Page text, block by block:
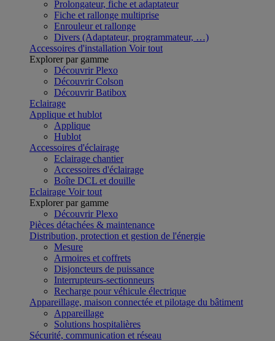
Prolongateur, fiche et adaptateur
Fiche et rallonge multiprise
Enrouleur et rallonge
Divers (Adaptateur, programmateur, …)
Accessoires d'installation Voir tout
Explorer par gamme
Découvrir Plexo
Découvrir Colson
Découvrir Batibox
Eclairage
Applique et hublot
Applique
Hublot
Accessoires d'éclairage
Eclairage chantier
Accessoires d'éclairage
Boîte DCL et douille
Eclairage Voir tout
Explorer par gamme
Découvrir Plexo
Pièces détachées & maintenance
Distribution, protection et gestion de l'énergie
Mesure
Armoires et coffrets
Disjoncteurs de puissance
Interrupteurs-sectionneurs
Recharge pour véhicule électrique
Appareillage, maison connectée et pilotage du bâtiment
Appareillage
Solutions hospitalières
Sécurité, communication et réseau